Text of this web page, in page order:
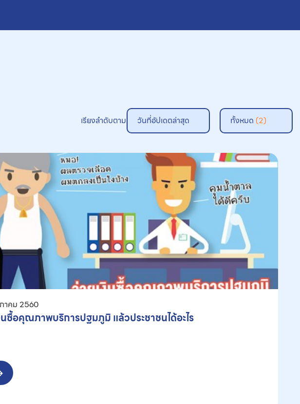
เรียงลำดับตาม วันที่อัปเดตล่าสุด ทั้งหมด (2)
าคม 2560
ซื้อคุณภาพบริการปฐมภูมิ แล้วประชาชนได้อะไร